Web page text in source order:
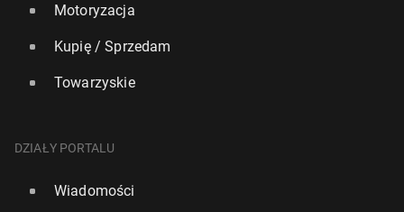
Motoryzacja
Kupię / Sprzedam
Towarzyskie
DZIAŁY PORTALU
Wiadomości